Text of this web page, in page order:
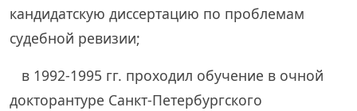
кандидатскую диссертацию по проблемам
судебной ревизии;
в 1992-1995 гг. проходил обучение в очной
докторантуре Санкт-Петербургского